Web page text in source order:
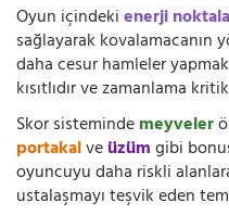
Oyun içindekienerji
sağlayarak kovalamacanın
daha cesur hamleler
kısıtlıdır ve zamanlama
Skor sistemindemeyveler
portakalveüzümgibi
oyuncuyu daha riskli
ustalaşmayı teşvik eden